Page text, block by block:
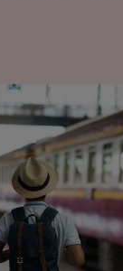
nous avez
données
:
de
activement les
l’appareil pour
et/ou
appareil.
mesure de
publicités et du
et